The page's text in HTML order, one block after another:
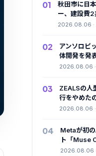
01
秋田市に日
ー、建設費
2026.08.06 ·
02
アンソロピ
体開発を発
「足し算」
2026.08.06
03
ZEALSの人
行をやめた
産”の勝算
2026.08.06 ·
04
Metaが初
ト「Muse
2026.08.06